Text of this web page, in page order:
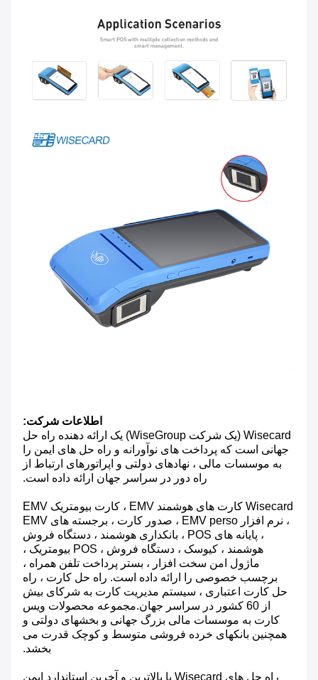
اطلاعات شرکت:
Wisecard (یک شرکت WiseGroup) یک ارائه دهنده راه حل
جهانی است که پرداخت های نوآورانه و راه حل های ایمن را
به موسسات مالی ، نهادهای دولتی و اپراتورهای ارتباط از
راه دور در سراسر جهان ارائه داده است.
Wisecard کارت های هوشمند EMV ، کارت بیومتریک EMV
، نرم افزار EMV perso ، صدور کارت ، برجسته های EMV
، پایانه های POS ، بانکداری هوشمند ، دستگاه فروش
هوشمند ، کیوسک ، دستگاه فروش ، POS بیومتریک ،
ماژول امن سخت افزار ، بستر پرداخت تلفن همراه ،
برچسب خصوصی را ارائه داده است. راه حل کارت ، راه
حل کارت اعتباری ، سیستم مدیریت کارت به شرکای بیش
از 60 کشور در سراسر جهان.مجموعه محصولات ویس
کارت به موسسات مالی بزرگ جهانی و بخشهای دولتی و
همچنین بانکهای خرده فروشی متوسط ​​و کوچک قدرت می
بخشد.
راه حل های Wisecard با بالاترین و آخرین استاندارد ایمن